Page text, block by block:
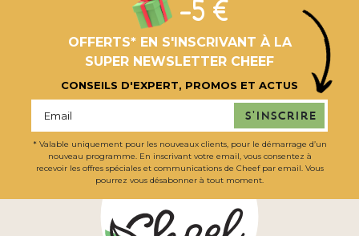
-5 €
OFFERTS* EN S'INSCRIVANT À LA
SUPER NEWSLETTER CHEEF
CONSEILS D'EXPERT, PROMOS ET ACTUS
S'inscrire
* Valable uniquement pour les nouveaux clients, pour le démarrage d’un
nouveau programme. En inscrivant votre email, vous consentez à
recevoir les offres spéciales et communications de Cheef par email. Vous
pourrez vous désabonner à tout moment.